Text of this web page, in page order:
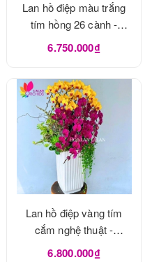
Lan hồ điệp màu trắng
tím hồng 26 cành -
LHD1062
6.750.000₫
Lan hồ điệp vàng tím
cắm nghệ thuật -
LHD1049
6.800.000₫